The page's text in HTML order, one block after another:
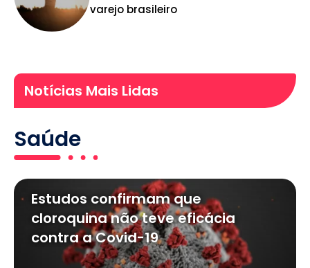
varejo brasileiro
Notícias Mais Lidas
Saúde
Estudos confirmam que
cloroquina não teve eficácia
contra a Covid-19